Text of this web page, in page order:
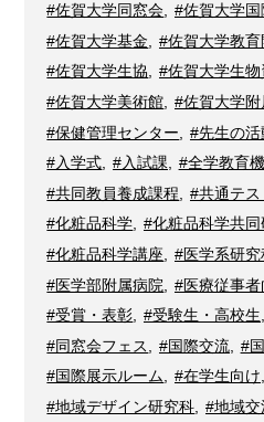
#佐賀大学同窓会
#佐賀大学
#佐賀大学基金
#佐賀大学教
#佐賀大学生協, #佐賀大学生
#佐賀大学美術館
#佐賀大学
#保健管理センター
#先生の活
#入学式
#入試課 #全学教育
#共同教員養成課程
#共通テス
#化粧品科学, #化粧品科学共同
#化粧品科学講座
#医学系研究
#医学部附属病院
#医療従事者
#受賞・表彰
#受験生・高校生
#同窓会フェス
#国際交流, #
#国際展示ルーム
#在学生向け
#地域デザイン研究科
#地域交